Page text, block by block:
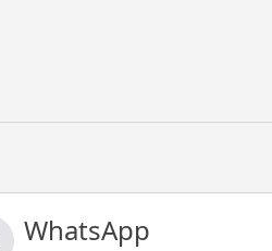
WhatsApp